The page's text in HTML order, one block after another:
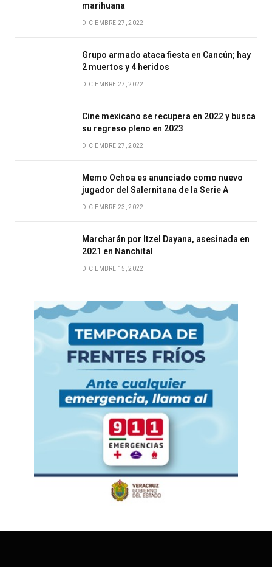
marihuana
DICIEMBRE 27, 2022
Grupo armado ataca fiesta en Cancún; hay
2 muertos y 4 heridos
DICIEMBRE 27, 2022
Cine mexicano se recupera en 2022 y busca
su regreso pleno en 2023
DICIEMBRE 27, 2022
Memo Ochoa es anunciado como nuevo
jugador del Salernitana de la Serie A
DICIEMBRE 23, 2022
Marcharán por Itzel Dayana, asesinada en
2021 en Nanchital
DICIEMBRE 15, 2022